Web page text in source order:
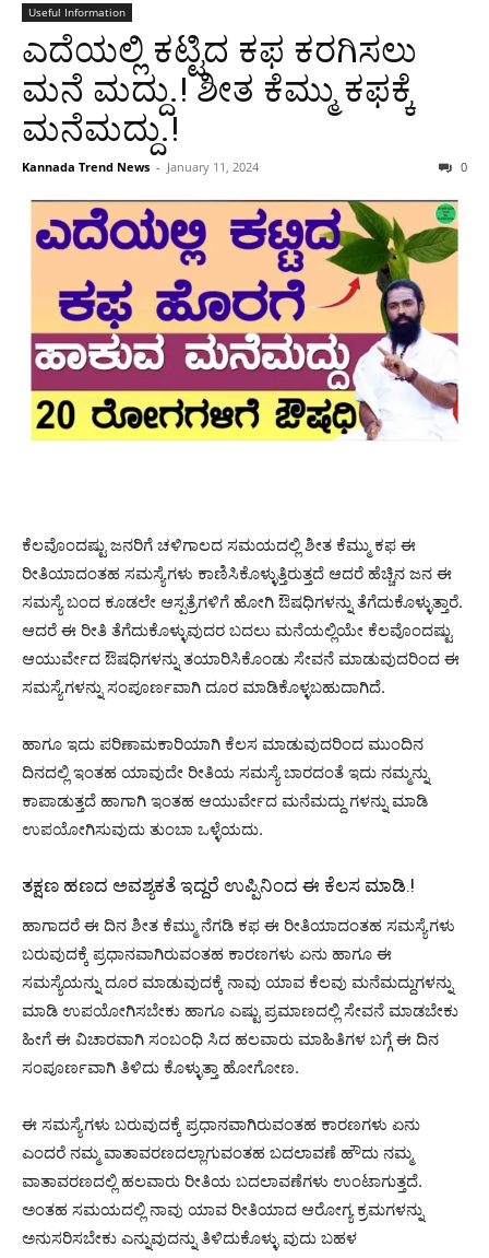
Useful Information
ಎದೆಯಲ್ಲಿ ಕಟ್ಟಿದ ಕಫ ಕರಗಿಸಲು
ಮನೆ ಮದ್ದು.! ಶೀತ ಕೆಮ್ಮು ಕಫಕ್ಕೆ
ಮನೆಮದ್ದು.!
Kannada Trend News - January 11, 2024 0
ಕೆಲವೊಂದಷ್ಟು ಜನರಿಗೆ ಚಳಿಗಾಲದ ಸಮಯದಲ್ಲಿ ಶೀತ ಕೆಮ್ಮು ಕಫ ಈ
ರೀತಿಯಾದಂತಹ ಸಮಸ್ಯೆಗಳು ಕಾಣಿಸಿಕೊಳ್ಳುತ್ತಿರುತ್ತದೆ ಆದರೆ ಹೆಚ್ಚಿನ ಜನ ಈ
ಸಮಸ್ಯೆ ಬಂದ ಕೂಡಲೇ ಆಸ್ಪತ್ರೆಗಳಿಗೆ ಹೋಗಿ ಔಷಧಿಗಳನ್ನು ತೆಗೆದುಕೊಳ್ಳುತ್ತಾರೆ.
ಆದರೆ ಈ ರೀತಿ ತೆಗೆದುಕೊಳ್ಳುವುದರ ಬದಲು ಮನೆಯಲ್ಲಿಯೇ ಕೆಲವೊಂದಷ್ಟು
ಆಯುರ್ವೇದ ಔಷಧಿಗಳನ್ನು ತಯಾರಿಸಿಕೊಂಡು ಸೇವನೆ ಮಾಡುವುದರಿಂದ ಈ
ಸಮಸ್ಯೆಗಳನ್ನು ಸಂಪೂರ್ಣವಾಗಿ ದೂರ ಮಾಡಿಕೊಳ್ಳಬಹುದಾಗಿದೆ.
ಹಾಗೂ ಇದು ಪರಿಣಾಮಕಾರಿಯಾಗಿ ಕೆಲಸ ಮಾಡುವುದರಿಂದ ಮುಂದಿನ
ದಿನದಲ್ಲಿ ಇಂತಹ ಯಾವುದೇ ರೀತಿಯ ಸಮಸ್ಯೆ ಬಾರದಂತೆ ಇದು ನಮ್ಮನ್ನು
ಕಾಪಾಡುತ್ತದೆ ಹಾಗಾಗಿ ಇಂತಹ ಆಯುರ್ವೇದ ಮನೆಮದ್ದು ಗಳನ್ನು ಮಾಡಿ
ಉಪಯೋಗಿಸುವುದು ತುಂಬಾ ಒಳ್ಳೆಯದು.
ತಕ್ಷಣ ಹಣದ ಅವಶ್ಯಕತೆ ಇದ್ದರೆ ಉಪ್ಪಿನಿಂದ ಈ ಕೆಲಸ ಮಾಡಿ.!
ಹಾಗಾದರೆ ಈ ದಿನ ಶೀತ ಕೆಮ್ಮು ನೆಗಡಿ ಕಫ ಈ ರೀತಿಯಾದಂತಹ ಸಮಸ್ಯೆಗಳು
ಬರುವುದಕ್ಕೆ ಪ್ರಧಾನವಾಗಿರುವಂತಹ ಕಾರಣಗಳು ಏನು ಹಾಗೂ ಈ
ಸಮಸ್ಯೆಯನ್ನು ದೂರ ಮಾಡುವುದಕ್ಕೆ ನಾವು ಯಾವ ಕೆಲವು ಮನೆಮದ್ದುಗಳನ್ನು
ಮಾಡಿ ಉಪಯೋಗಿಸಬೇಕು ಹಾಗೂ ಎಷ್ಟು ಪ್ರಮಾಣದಲ್ಲಿ ಸೇವನೆ ಮಾಡಬೇಕು
ಹೀಗೆ ಈ ವಿಚಾರವಾಗಿ ಸಂಬಂಧಿ ಸಿದ ಹಲವಾರು ಮಾಹಿತಿಗಳ ಬಗ್ಗೆ ಈ ದಿನ
ಸಂಪೂರ್ಣವಾಗಿ ತಿಳಿದು ಕೊಳ್ಳುತ್ತಾ ಹೋಗೋಣ.
ಈ ಸಮಸ್ಯೆಗಳು ಬರುವುದಕ್ಕೆ ಪ್ರಧಾನವಾಗಿರುವಂತಹ ಕಾರಣಗಳು ಏನು
ಎಂದರೆ ನಮ್ಮ ವಾತಾವರಣದಲ್ಲಾಗುವಂತಹ ಬದಲಾವಣೆ ಹೌದು ನಮ್ಮ
ವಾತಾವರಣದಲ್ಲಿ ಹಲವಾರು ರೀತಿಯ ಬದಲಾವಣೆಗಳು ಉಂಟಾಗುತ್ತದೆ.
ಅಂತಹ ಸಮಯದಲ್ಲಿ ನಾವು ಯಾವ ರೀತಿಯಾದ ಆರೋಗ್ಯ ಕ್ರಮಗಳನ್ನು
ಅನುಸರಿಸಬೇಕು ಎನ್ನುವುದನ್ನು ತಿಳಿದುಕೊಳ್ಳು ವುದು ಬಹಳ